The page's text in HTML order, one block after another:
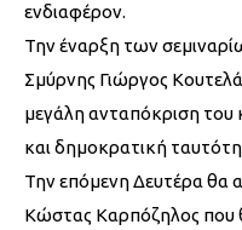
ενδιαφέρον.
Την έναρξη των
Σμύρνης Γιώργος
μεγάλη ανταπόκριση του
και δημοκρατική
Την επόμενη Δευτέρα θα
Κώστας Καρπόζηλος που